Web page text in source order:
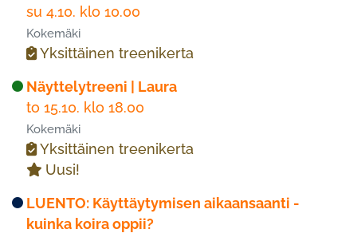
su 4.10. klo 10.00
Kokemäki
Yksittäinen treenikerta
Näyttelytreeni | Laura
to 15.10. klo 18.00
Kokemäki
Yksittäinen treenikerta
Uusi!
LUENTO: Käyttäytymisen aikaansaanti -
kuinka koira oppii?